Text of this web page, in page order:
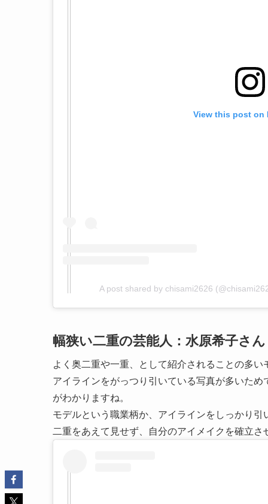
View this post on
A post shared by chisami2626
幅狭い二重の芸能人：水原希子さん
よく奥二重や一重、として紹介されることの多い
アイラインをがっつり引いている写真が多いた
がわかりますね。
モデルという職業柄か、アイラインをしっかり
二重をあえて見せず、自分のアイメイクを確立さ